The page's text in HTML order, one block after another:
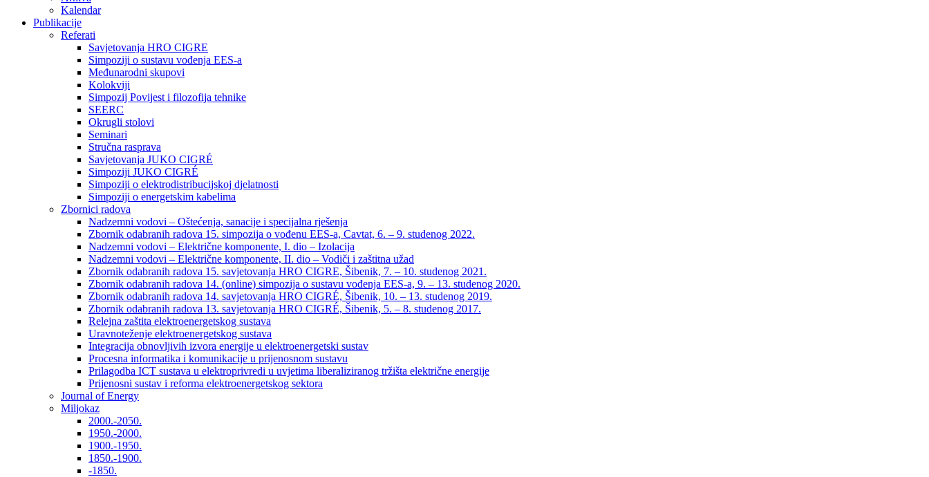
Kalendar
Publikacije
Referati
Savjetovanja HRO CIGRE
Simpoziji o sustavu vođenja EES-a
Međunarodni skupovi
Kolokviji​
Simpozij Povijest i filozofija tehnike
SEERC
Okrugli stolovi
Seminari​
Stručna rasprava​
Savjetovanja JUKO CIGRÉ
Simpoziji JUKO CIGRÉ
Simpoziji o elektrodistribucijskoj djelatnosti
Simpoziji o energetskim kabelima
Zbornici radova
Nadzemni vodovi – Oštećenja, sanacije i specijalna rješenja
Zbornik odabranih radova 15. simpozija o vođenu EES-a, Cavtat, 6. – 9. studenog 2022.
Nadzemni vodovi – Električne komponente, I. dio – Izolacija
Nadzemni vodovi – Električne komponente, II. dio – Vodiči i zaštitna užad
Zbornik odabranih radova 15. savjetovanja HRO CIGRE, Šibenik, 7. – 10. studenog 2021.
Zbornik odabranih radova 14. (online) simpozija o sustavu vođenja EES-a, 9. – 13. studenog 2020.
Zbornik odabranih radova 14. savjetovanja HRO CIGRÉ, Šibenik, 10. – 13. studenog 2019.
Zbornik odabranih radova 13. savjetovanja HRO CIGRÉ, Šibenik, 5. – 8. studenog 2017.
Relejna zaštita elektroenergetskog sustava
Uravnoteženje elektroenergetskog sustava
Integracija obnovljivih izvora energije u elektroenergetski sustav
Procesna informatika i komunikacije u prijenosnom sustavu
Prilagodba ICT sustava u elektroprivredi u uvjetima liberaliziranog tržišta električne energije
Prijenosni sustav i reforma elektroenergetskog sektora
Journal of Energy
Miljokaz
2000.-2050.
1950.-2000.
1900.-1950.
1850.-1900.
-1850.